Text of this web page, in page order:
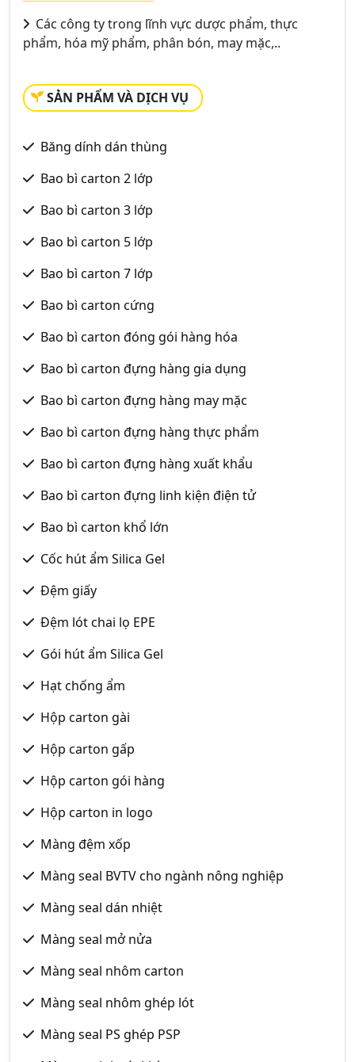
Các công ty trong lĩnh vực dược phẩm, thực
phẩm, hóa mỹ phẩm, phân bón, may mặc,..
SẢN PHẨM VÀ DỊCH VỤ
Băng dính dán thùng
Bao bì carton 2 lớp
Bao bì carton 3 lớp
Bao bì carton 5 lớp
Bao bì carton 7 lớp
Bao bì carton cứng
Bao bì carton đóng gói hàng hóa
Bao bì carton đựng hàng gia dụng
Bao bì carton đựng hàng may mặc
Bao bì carton đựng hàng thực phẩm
Bao bì carton đựng hàng xuất khẩu
Bao bì carton đựng linh kiện điện tử
Bao bì carton khổ lớn
Cốc hút ẩm Silica Gel
Đệm giấy
Đệm lót chai lọ EPE
Gói hút ẩm Silica Gel
Hạt chống ẩm
Hộp carton gài
Hộp carton gấp
Hộp carton gói hàng
Hộp carton in logo
Màng đệm xốp
Màng seal BVTV cho ngành nông nghiệp
Màng seal dán nhiệt
Màng seal mở nửa
Màng seal nhôm carton
Màng seal nhôm ghép lót
Màng seal PS ghép PSP